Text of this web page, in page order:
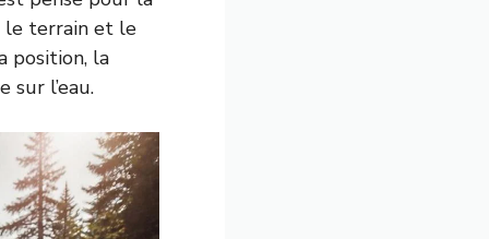
le terrain et le
position, la
l’eau.